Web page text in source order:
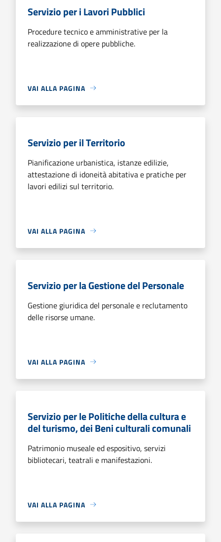
Servizio per i Lavori Pubblici
Procedure tecnico e amministrative per la
realizzazione di opere pubbliche.
VAI ALLA PAGINA
Servizio per il Territorio
Pianificazione urbanistica, istanze edilizie,
attestazione di idoneità abitativa e pratiche per
lavori edilizi sul territorio.
VAI ALLA PAGINA
Servizio per la Gestione del Personale
Gestione giuridica del personale e reclutamento
delle risorse umane.
VAI ALLA PAGINA
Servizio per le Politiche della cultura e
del turismo, dei Beni culturali comunali
Patrimonio museale ed espositivo, servizi
bibliotecari, teatrali e manifestazioni.
VAI ALLA PAGINA